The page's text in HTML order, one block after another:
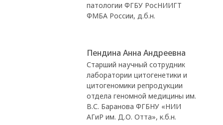
патологии ФГБУ РосНИИГТ
ФМБА России, д.б.н.
Пендина Анна Андреевна
Старший научный сотрудник
лаборатории цитогенетики и
цитогеномики репродукции
отдела геномной медицины им.
В.С. Баранова ФГБНУ «НИИ
АГиР им. Д.О. Отта», к.б.н.